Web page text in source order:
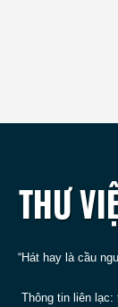
“Hát hay là cầu
Thông tin liên lạc: